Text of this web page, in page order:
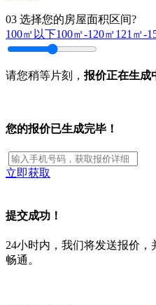
03 选择您的房屋面积区间?
100㎡以下100㎡-120㎡121㎡-
请您稍等片刻， 报价正在生成
您的报价已生成完毕！
立即获取
提交成功！
24小时内，我们将发送报价
畅通。